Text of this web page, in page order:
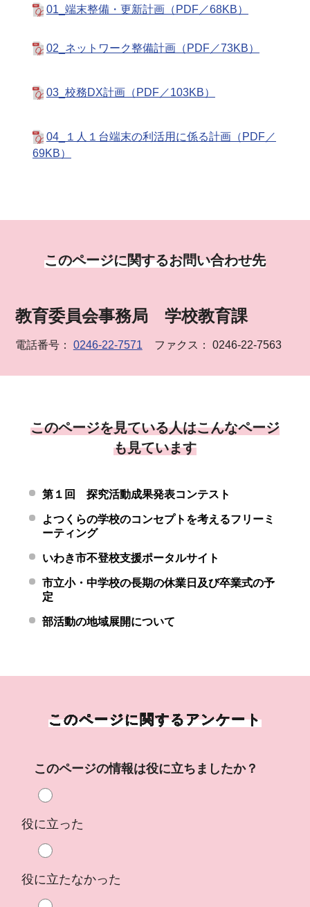
01_端末整備・更新計画（PDF／68KB）
02_ネットワーク整備計画（PDF／73KB）
03_校務DX計画（PDF／103KB）
04_１人１台端末の利活用に係る計画（PDF／
69KB）
このページに関するお問い合わせ先
教育委員会事務局 学校教育課
電話番号： 0246-22-7571 ファクス： 0246-22-7563
このページを見ている人はこんなページ
も見ています
第１回 探究活動成果発表コンテスト
よつくらの学校のコンセプトを考えるフリーミ
ーティング
いわき市不登校支援ポータルサイト
市立小・中学校の長期の休業日及び卒業式の予
定
部活動の地域展開について
このページに関するアンケート
このページの情報は役に立ちましたか？
役に立った
役に立たなかった